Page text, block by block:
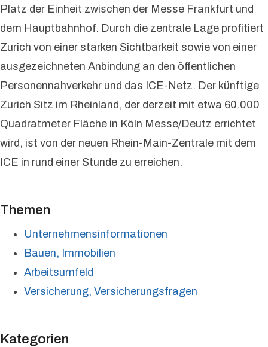
Platz der Einheit zwischen der Messe Frankfurt und
dem Hauptbahnhof. Durch die zentrale Lage profitiert
Zurich von einer starken Sichtbarkeit sowie von einer
ausgezeichneten Anbindung an den öffentlichen
Personennahverkehr und das ICE-Netz. Der künftige
Zurich Sitz im Rheinland, der derzeit mit etwa 60.000
Quadratmeter Fläche in Köln Messe/Deutz errichtet
wird, ist von der neuen Rhein-Main-Zentrale mit dem
ICE in rund einer Stunde zu erreichen.
Themen
Unternehmensinformationen
Bauen, Immobilien
Arbeitsumfeld
Versicherung, Versicherungsfragen
Kategorien